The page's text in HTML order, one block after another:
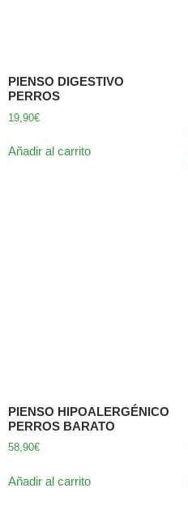
PIENSO DIGESTIVO
PERROS
19,90€
Añadir al carrito
PIENSO HIPOALERGÉNICO
PERROS BARATO
58,90€
Añadir al carrito